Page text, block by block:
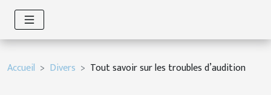
Accueil Divers Tout savoir sur les troubles d’audition